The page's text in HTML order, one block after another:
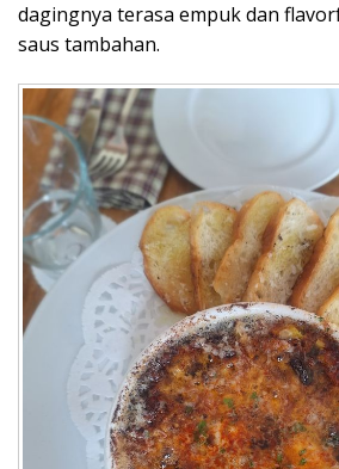
dagingnya terasa empuk dan
saus tambahan.